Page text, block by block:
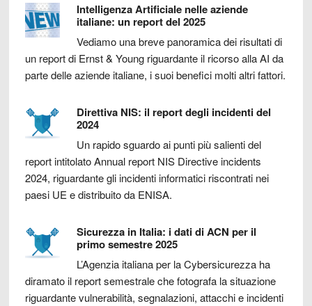
Intelligenza Artificiale nelle aziende
italiane: un report del 2025
Vediamo una breve panoramica dei risultati di
un report di Ernst & Young riguardante il ricorso alla AI da
parte delle aziende italiane, i suoi benefici molti altri fattori.
Direttiva NIS: il report degli incidenti del
2024
Un rapido sguardo ai punti più salienti del
report intitolato Annual report NIS Directive incidents
2024, riguardante gli incidenti informatici riscontrati nei
paesi UE e distribuito da ENISA.
Sicurezza in Italia: i dati di ACN per il
primo semestre 2025
L’Agenzia italiana per la Cybersicurezza ha
diramato il report semestrale che fotografa la situazione
riguardante vulnerabilità, segnalazioni, attacchi e incidenti